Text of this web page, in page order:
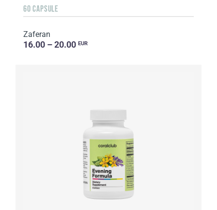
60 CAPSULE
Zaferan
16.00 – 20.00 EUR